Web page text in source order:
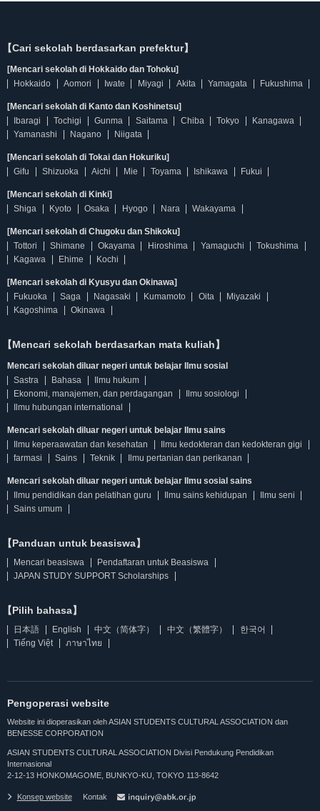
【Cari sekolah berdasarkan prefektur】
[Mencari sekolah di Hokkaido dan Tohoku]
Hokkaido
Aomori Iwate Miyagi Akita Yamagata Fukushima
[Mencari sekolah di Kanto dan Koshinetsu]
Ibaragi
Tochigi Gunma Saitama Chiba Tokyo
Kanagawa
Yamanashi
Nagano Niigata
[Mencari sekolah di Tokai dan Hokuriku]
Gifu
Shizuoka Aichi Mie Toyama Ishikawa Fukui
[Mencari sekolah di Kinki]
Shiga
Kyoto Osaka Hyogo Nara Wakayama
[Mencari sekolah di Chugoku dan Shikoku]
Tottori
Shimane Okayama Hiroshima Yamaguchi
Tokushima
Kagawa
Ehime Kochi
[Mencari sekolah di Kyusyu dan Okinawa]
Fukuoka
Saga Nagasaki Kumamoto Oita
Miyazaki
Kagoshima
Okinawa
【Mencari sekolah berdasarkan mata kuliah】
Mencari sekolah diluar negeri untuk belajar Ilmu sosial
Sastra
Bahasa
Ilmu hukum
Ekonomi, manajemen, dan perdagangan
Ilmu sosiologi
Ilmu hubungan international
Mencari sekolah diluar negeri untuk belajar Ilmu sains
Ilmu keperaawatan dan kesehatan
Ilmu kedokteran dan kedokteran gigi
farmasi
Sains Teknik Ilmu pertanian dan perikanan
Mencari sekolah diluar negeri untuk belajar Ilmu sosial sains
Ilmu pendidikan dan pelatihan guru
Ilmu sains kehidupan
Ilmu seni
Sains umum
【Panduan untuk beasiswa】
Mencari beasiswa
Pendaftaran untuk Beasiswa
JAPAN STUDY SUPPORT Scholarships
【Pilih bahasa】
日本語 English 中文（简体字） 中文（繁體字）
한국어
Tiếng Việt
ภาษาไทย
Pengoperasi website
Website ini dioperasikan oleh ASIAN STUDENTS CULTURAL ASSOCIATION dan
BENESSE CORPORATION
ASIAN STUDENTS CULTURAL ASSOCIATION Divisi Pendukung Pendidikan
Internasional
2-12-13 HONKOMAGOME, BUNKYO-KU, TOKYO 113-8642
Konsep website Kontak